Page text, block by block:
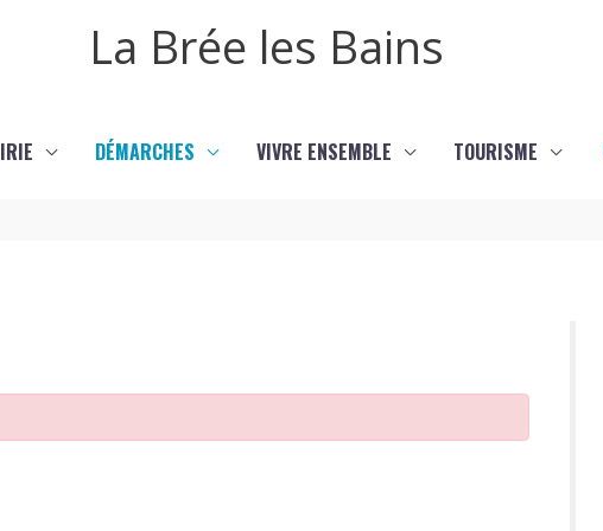
La Brée les Bains
DÉMARCHES VIVRE ENSEMBLE TOURISME